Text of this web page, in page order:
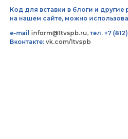
Код для вставки в блоги и
на нашем сайте, можно
e-mail inform@1tvspb.ru, тел. +7
Вконтакте: vk.com/1tvspb